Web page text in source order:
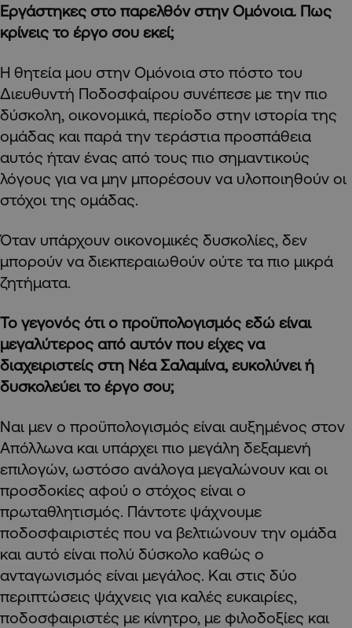
Εργάστηκες στο παρελθόν στην Ομόνοια. Πως
κρίνεις το έργο σου εκεί;
Η θητεία μου στην Ομόνοια στο πόστο του
Διευθυντή Ποδοσφαίρου συνέπεσε με την πιο
δύσκολη, οικονομικά, περίοδο στην ιστορία της
ομάδας και παρά την τεράστια προσπάθεια
αυτός ήταν ένας από τους πιο σημαντικούς
λόγους για να μην μπορέσουν να υλοποιηθούν οι
στόχοι της ομάδας.
Όταν υπάρχουν οικονομικές δυσκολίες, δεν
μπορούν να διεκπεραιωθούν ούτε τα πιο μικρά
ζητήματα.
Το γεγονός ότι ο προϋπολογισμός εδώ είναι
μεγαλύτερος από αυτόν που είχες να
διαχειριστείς στη Νέα Σαλαμίνα, ευκολύνει ή
δυσκολεύει το έργο σου;
Ναι μεν ο προϋπολογισμός είναι αυξημένος στον
Απόλλωνα και υπάρχει πιο μεγάλη δεξαμενή
επιλογών, ωστόσο ανάλογα μεγαλώνουν και οι
προσδοκίες αφού ο στόχος είναι ο
πρωταθλητισμός. Πάντοτε ψάχνουμε
ποδοσφαιριστές που να βελτιώνουν την ομάδα
και αυτό είναι πολύ δύσκολο καθώς ο
ανταγωνισμός είναι μεγάλος. Και στις δύο
περιπτώσεις ψάχνεις για καλές ευκαιρίες,
ποδοσφαιριστές με κίνητρο, με φιλοδοξίες και